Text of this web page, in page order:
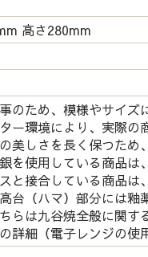
高さ280mm
事のため、模様やサイ
ー環境により、実際の
の美しさを長く保つた
を使用している商品は
と接合している商品は
高台（ハマ）部分には
は九谷焼全般に関す
詳細（電子レンジの使